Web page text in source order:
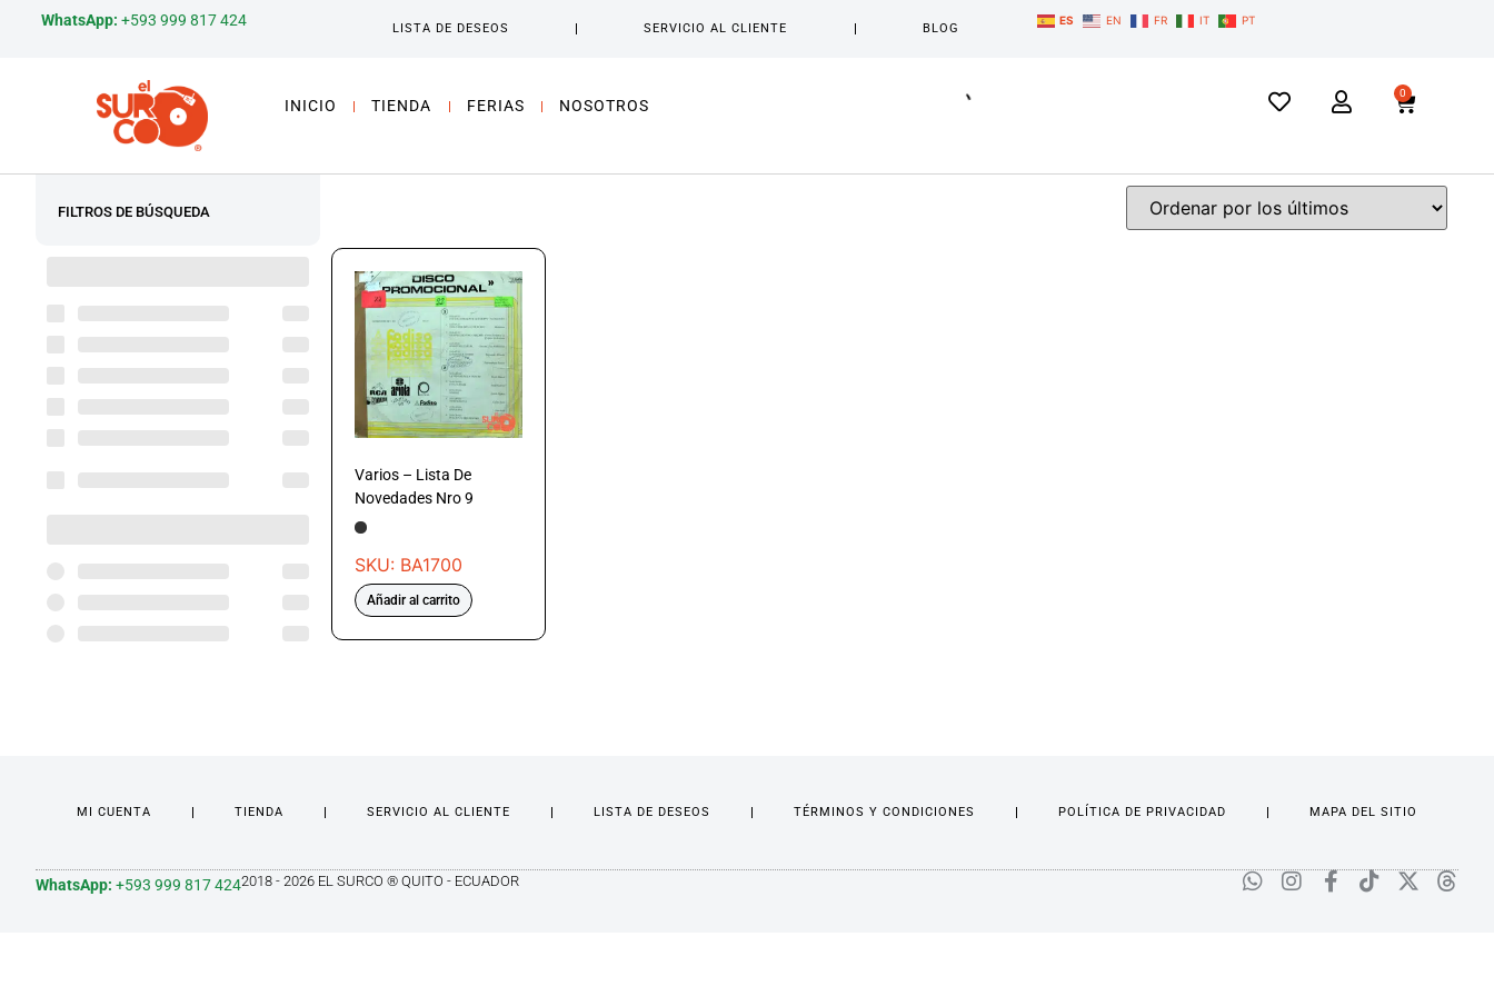
WhatsApp: +593 999 817 424 LISTA DE DESEOS SERVICIO AL CLIENTE BLOG
ES EN FR IT PT
INICIO TIENDA FERIAS NOSOTROS
0
FILTROS DE BÚSQUEDA
Varios – Lista De
Novedades Nro 9
SKU: BA1700
Añadir al carrito
MI CUENTA TIENDA SERVICIO AL CLIENTE LISTA DE DESEOS TÉRMINOS Y CONDICIONES POLÍTICA DE PRIVACIDAD MAPA DEL SITIO
WhatsApp: +593 999 817 4242018 - 2026 EL SURCO ® QUITO - ECUADOR